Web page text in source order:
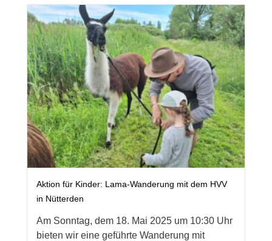
Aktion für Kinder: Lama-Wanderung mit dem HVV
in Nütterden
Am Sonntag, dem 18. Mai 2025 um 10:30 Uhr
bieten wir eine geführte Wanderung mit